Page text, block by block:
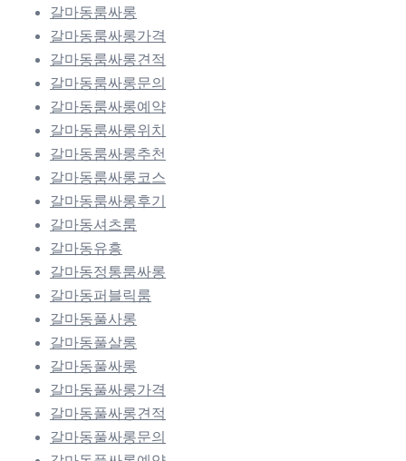
갈마동룸싸롱
갈마동룸싸롱가격
갈마동룸싸롱견적
갈마동룸싸롱문의
갈마동룸싸롱예약
갈마동룸싸롱위치
갈마동룸싸롱추천
갈마동룸싸롱코스
갈마동룸싸롱후기
갈마동셔츠룸
갈마동유흥
갈마동정통룸싸롱
갈마동퍼블릭룸
갈마동풀사롱
갈마동풀살롱
갈마동풀싸롱
갈마동풀싸롱가격
갈마동풀싸롱견적
갈마동풀싸롱문의